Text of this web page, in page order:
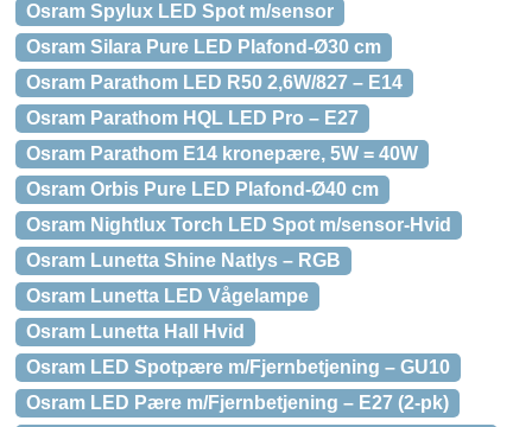
Osram Spylux LED Spot m/sensor
Osram Silara Pure LED Plafond-Ø30 cm
Osram Parathom LED R50 2,6W/827 – E14
Osram Parathom HQL LED Pro – E27
Osram Parathom E14 kronepære, 5W = 40W
Osram Orbis Pure LED Plafond-Ø40 cm
Osram Nightlux Torch LED Spot m/sensor-Hvid
Osram Lunetta Shine Natlys – RGB
Osram Lunetta LED Vågelampe
Osram Lunetta Hall Hvid
Osram LED Spotpære m/Fjernbetjening – GU10
Osram LED Pære m/Fjernbetjening – E27 (2-pk)